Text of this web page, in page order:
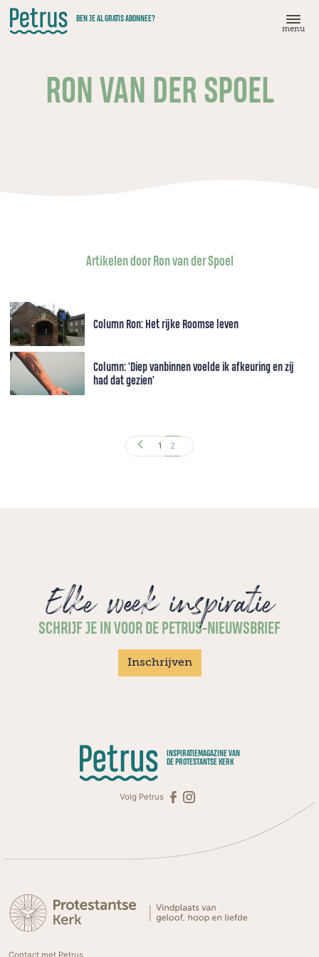
Doorgaan
naar
hoofdinhoud
BEN JE AL GRATIS ABONNEE?
menu
RON VAN DER SPOEL
Artikelen door Ron van der Spoel
Column Ron: Het rijke Roomse leven
Column: 'Diep vanbinnen voelde ik afkeuring en zij
had dat gezien'
1 2
Elke week inspiratie
SCHRIJF JE IN VOOR DE PETRUS-NIEUWSBRIEF
Inschrijven
INSPIRATIEMAGAZINE VAN
DE PROTESTANTSE KERK
Volg Petrus
Contact met Petrus